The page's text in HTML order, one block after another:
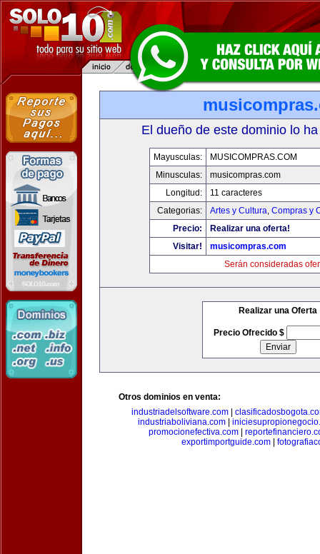
El dueño de este dominio lo
Mayusculas:
MUSICOMPRAS.COM
Minusculas:
musicompras.com
Longitud:
11 caracteres
Categorias:
Artes y Cultura, Compras y
Precio:
Realizar una oferta!
Visitar!
musicompras.com
Serán consideradas
Realizar una Oferta
Precio Ofrecido $
Otros dominios en venta:
industriadelsoftware.com|
industriaboliviana.com|
promocionefectiva.com
exportimportguide.com